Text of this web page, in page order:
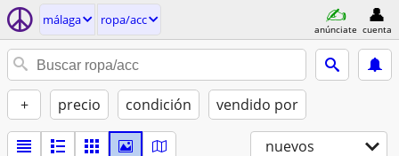
málaga ropa/acc
anúnciate cuenta
+ precio condición vendido por
nuevos